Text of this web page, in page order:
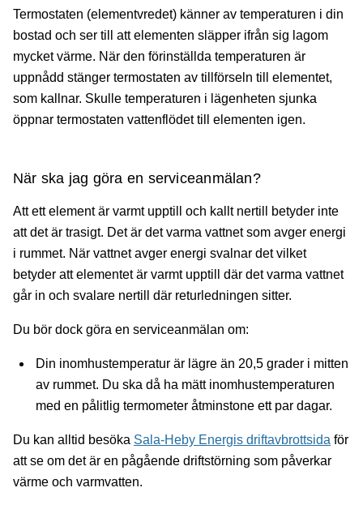
Termostaten (elementvredet) känner av temperaturen i din
bostad och ser till att elementen släpper ifrån sig lagom
mycket värme. När den förinställda temperaturen är
uppnådd stänger termostaten av tillförseln till elementet,
som kallnar. Skulle temperaturen i lägenheten sjunka
öppnar termostaten vattenflödet till elementen igen.
När ska jag göra en serviceanmälan?
Att ett element är varmt upptill och kallt nertill betyder inte
att det är trasigt. Det är det varma vattnet som avger energi
i rummet. När vattnet avger energi svalnar det vilket
betyder att elementet är varmt upptill där det varma vattnet
går in och svalare nertill där returledningen sitter.
Du bör dock göra en serviceanmälan om:
Din inomhustemperatur är lägre än 20,5 grader i mitten
av rummet. Du ska då ha mätt inomhustemperaturen
med en pålitlig termometer åtminstone ett par dagar.
Du kan alltid besöka Sala-Heby Energis driftavbrottsida för
att se om det är en pågående driftstörning som påverkar
värme och varmvatten.